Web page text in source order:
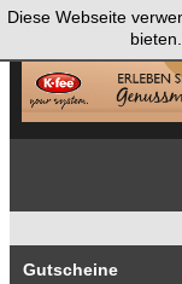
Gutscheine
Diese Webseite
bieten.